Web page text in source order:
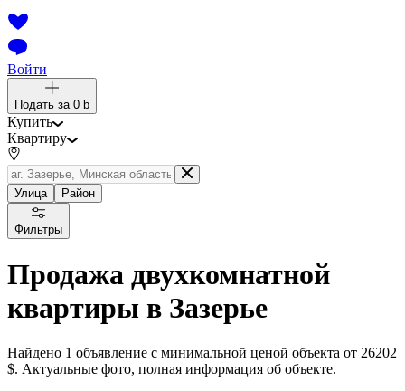
Войти
Подать за 0 ƃ
Купить
Квартиру
Улица Район
Фильтры
Продажа двухкомнатной
квартиры в Зазерье
Найдено 1 объявление с минимальной ценой объекта от 26202
$. Актуальные фото, полная информация об объекте.